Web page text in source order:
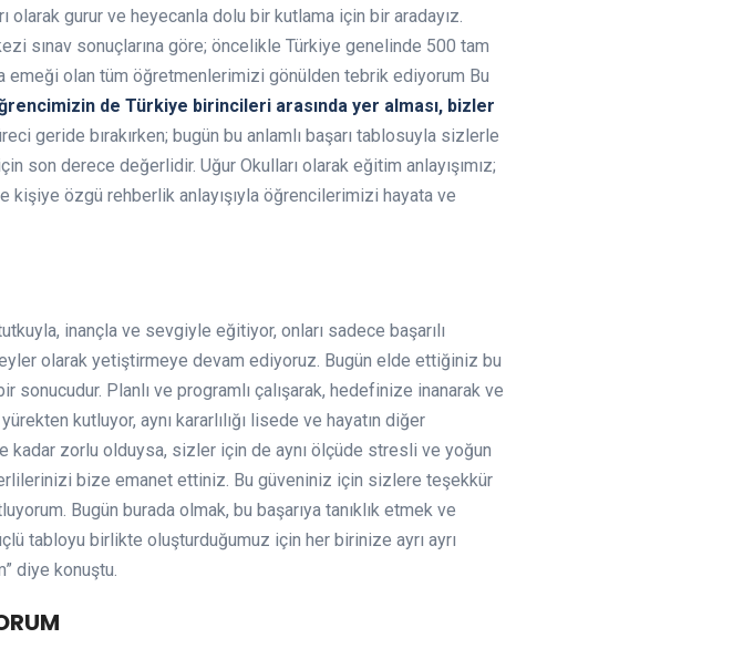
olarak gurur ve heyecanla dolu bir kutlama için bir aradayız.
sınav sonuçlarına göre; öncelikle Türkiye genelinde 500 tam
emeği olan tüm öğretmenlerimizi gönülden tebrik ediyorum Bu
de Türkiye birincileri arasında yer alması, bizler
geride bırakırken; bugün bu anlamlı başarı tablosuyla sizlerle
son derece değerlidir. Uğur Okulları olarak eğitim anlayışımız;
kişiye özgü rehberlik anlayışıyla öğrencilerimizi hayata ve
inançla ve sevgiyle eğitiyor, onları sadece başarılı
olarak yetiştirmeye devam ediyoruz. Bugün elde ettiğiniz bu
sonucudur. Planlı ve programlı çalışarak, hedefinize inanarak ve
kutluyor, aynı kararlılığı lisede ve hayatın diğer
kadar zorlu olduysa, sizler için de aynı ölçüde stresli ve yoğun
bize emanet ettiniz. Bu güveniniz için sizlere teşekkür
Bugün burada olmak, bu başarıya tanıklık etmek ve
tabloyu birlikte oluşturduğumuz için her birinize ayrı ayrı
diye konuştu.